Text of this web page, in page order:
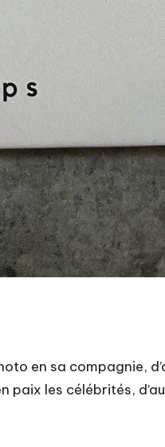
en sa compagnie,
paix les célébrités,